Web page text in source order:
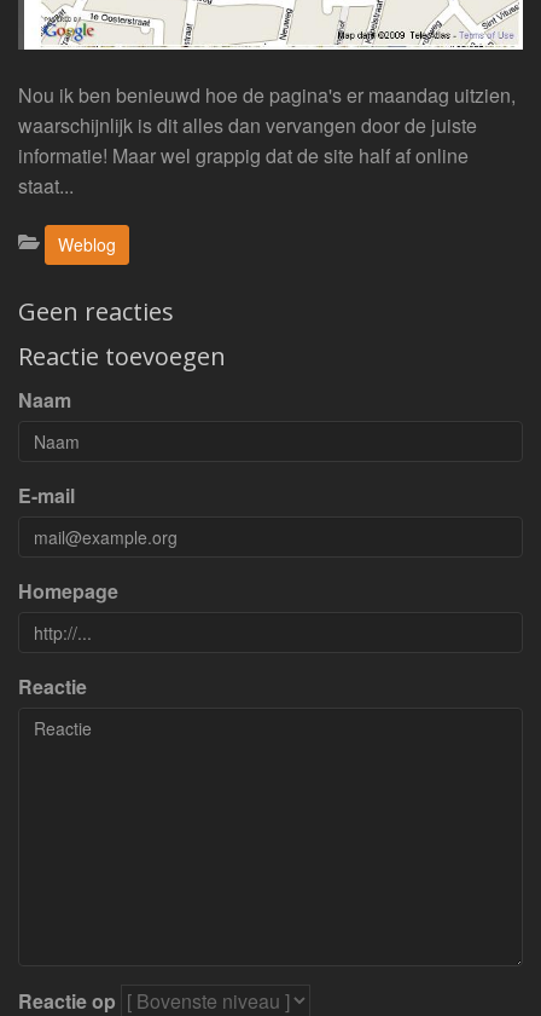
Nou ik ben benieuwd hoe de pagina's er maandag uitzien,
waarschijnlijk is dit alles dan vervangen door de juiste
informatie! Maar wel grappig dat de site half af online
staat...
Categorieën:
Weblog
Geen reacties
Reactie toevoegen
Naam
E-mail
Homepage
Reactie
Reactie op